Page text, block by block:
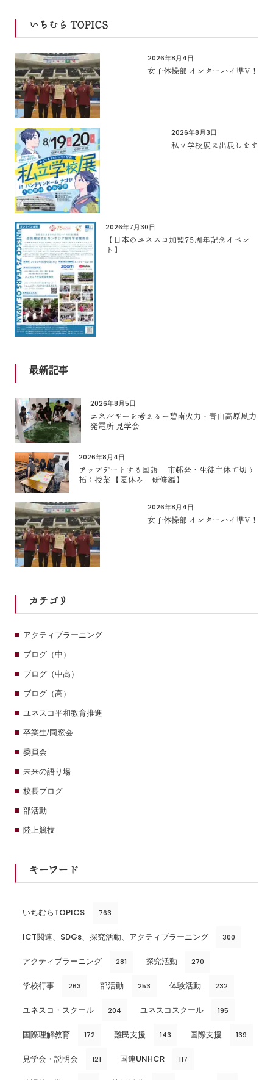
いちむら TOPICS
2026年8月4日
女子体操部 インターハイ準V！
2026年8月3日
私立学校展に出展します
2026年7月30日
【日本のユネスコ加盟75周年記念イベン
ト】
最新記事
2026年8月5日
エネルギーを考えるー碧南火力・青山高原風力
発電所 見学会
2026年8月4日
アップデートする国語 市邨発・生徒主体で切り
拓く授業 【夏休み 研修編】
2026年8月4日
女子体操部 インターハイ準V！
カテゴリ
アクティブラーニング
ブログ（中）
ブログ（中高）
ブログ（高）
ユネスコ平和教育推進
卒業生/同窓会
委員会
未来の語り場
校長ブログ
部活動
陸上競技
キーワード
いちむらTOPICS 763
ICT関連、SDGs、探究活動、アクティブラーニング 300
アクティブラーニング 281 探究活動 270
学校行事 263 部活動 253 体験活動 232
ユネスコ・スクール 204 ユネスコスクール 195
国際理解教育 172 難民支援 143 国際支援 139
見学会・説明会 121 国連UNHCR 117